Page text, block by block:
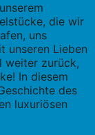
die wir
uns
unseren Lieben
weiter zurück,
In diesem
des
luxuriösen